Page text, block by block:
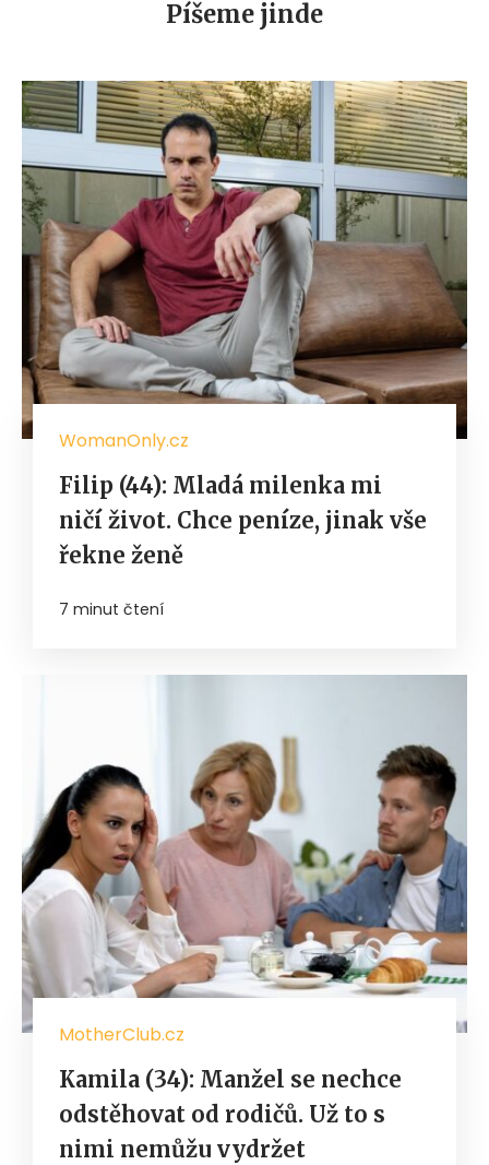
Píšeme jinde
WomanOnly.cz
Filip (44): Mladá milenka mi
ničí život. Chce peníze, jinak vše
řekne ženě
7 minut čtení
MotherClub.cz
Kamila (34): Manžel se nechce
odstěhovat od rodičů. Už to s
nimi nemůžu vydržet